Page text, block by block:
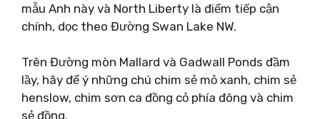
mẫu Anh này và North Liberty là điểm tiếp cận
chính, dọc theo Đường Swan Lake NW.
Trên Đường mòn Mallard và Gadwall Ponds đầm
lầy, hãy để ý những chú chim sẻ mỏ xanh, chim sẻ
henslow, chim sơn ca đồng cỏ phía đông và chim
sẻ đồng.